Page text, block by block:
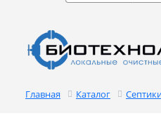
Главная Каталог